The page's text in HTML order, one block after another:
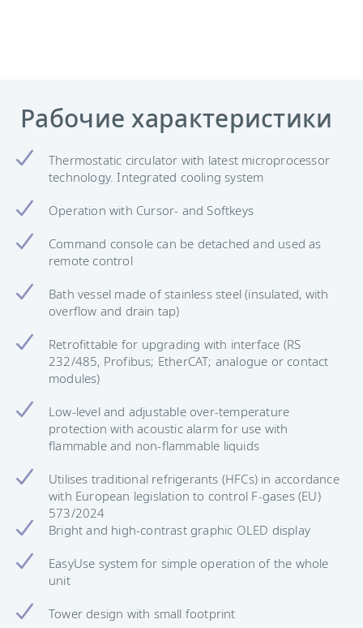
Рабочие характеристики
Thermostatic circulator with latest microprocessor
technology. Integrated cooling system
Operation with Cursor- and Softkeys
Command console can be detached and used as
remote control
Bath vessel made of stainless steel (insulated, with
overflow and drain tap)
Retrofittable for upgrading with interface (RS
232/485, Profibus; EtherCAT; analogue or contact
modules)
Low-level and adjustable over-temperature
protection with acoustic alarm for use with
flammable and non-flammable liquids
Utilises traditional refrigerants (HFCs) in accordance
with European legislation to control F-gases (EU)
573/2024
Bright and high-contrast graphic OLED display
EasyUse system for simple operation of the whole
unit
Tower design with small footprint